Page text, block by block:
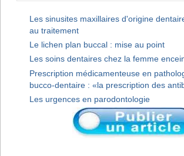
Les sinusites maxillaires d'origine
au traitement
Le lichen plan buccal : mise au point
Les soins dentaires chez la femme
Prescription médicamenteuse en
bucco-dentaire : «la prescription des
Les urgences en parodontologie